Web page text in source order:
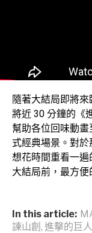
隨著大結局即將
將近 30 分鐘的《
幫助各位回味動
式經典場景。對
想花時間重看一
大結局前，最方便
In this article:
諫山創 , 進擊的巨人